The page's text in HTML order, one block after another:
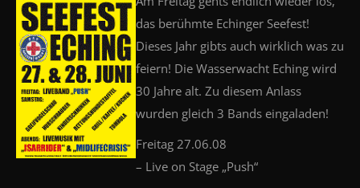
das berühmte Echinger Seefest!
Dieses Jahr gibts auch wirklich was zu
feiern! Die Wasserwacht Eching wird
30 Jahre alt. Zu diesem Anlass
wurden gleich 3 Bands eingaladen!
Freitag 27.06.08
– Live on Stage „Push“